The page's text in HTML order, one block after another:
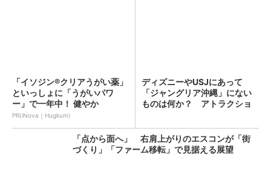
「イソジン®クリアうがい薬」
といっしょに「うがいパワ
ー」で一年中！ 健やか
PR(iNova｜Hugkum)
ディズニーやUSJにあって
「ジャングリア沖縄」にない
ものは何か？ アトラクショ
「点から面へ」 右肩上がりのエスコンが「街
づくり」「ファーム移転」で見据える展望